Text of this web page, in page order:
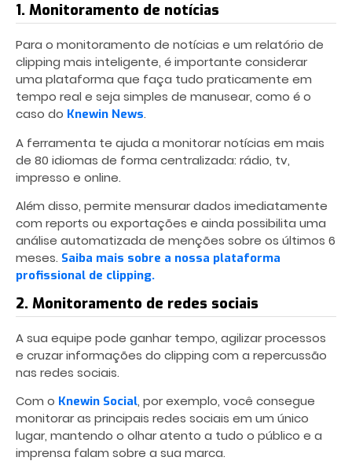
1. Monitoramento de notícias
Para o monitoramento de notícias e um relatório de
clipping mais inteligente, é importante considerar
uma plataforma que faça tudo praticamente em
tempo real e seja simples de manusear, como é o
caso do Knewin News.
A ferramenta te ajuda a monitorar notícias em mais
de 80 idiomas de forma centralizada: rádio, tv,
impresso e online.
Além disso, permite mensurar dados imediatamente
com reports ou exportações e ainda possibilita uma
análise automatizada de menções sobre os últimos 6
meses. Saiba mais sobre a nossa plataforma
profissional de clipping.
2. Monitoramento de redes sociais
A sua equipe pode ganhar tempo, agilizar processos
e cruzar informações do clipping com a repercussão
nas redes sociais.
Com o Knewin Social, por exemplo, você consegue
monitorar as principais redes sociais em um único
lugar, mantendo o olhar atento a tudo o público e a
imprensa falam sobre a sua marca.